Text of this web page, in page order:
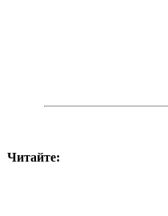
Читайте: